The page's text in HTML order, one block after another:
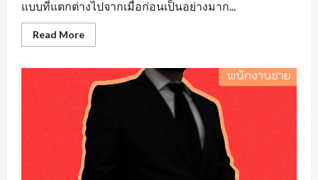
แบบที่แตกต่างไปจากเมื่อก่อนเป็นอย่างมาก...
Read MoreRead
more
หา
งาน
วิศวะ
ที่
องค์กร
ส่วน
ใหญ่
ต้อง
จาก
ผู้